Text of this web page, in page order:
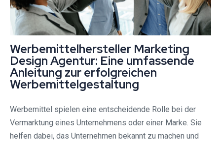
Werbemittelhersteller Marketing
Design Agentur: Eine umfassende
Anleitung zur erfolgreichen
Werbemittelgestaltung
Werbemittel spielen eine entscheidende Rolle bei der
Vermarktung eines Unternehmens oder einer Marke. Sie
helfen dabei, das Unternehmen bekannt zu machen und